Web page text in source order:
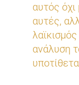
αυτός
αυτές,
ανάλυση